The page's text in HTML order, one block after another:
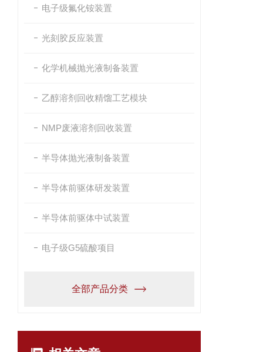
电子级氟化铵装置
光刻胶反应装置
化学机械抛光液制备装置
乙醇溶剂回收精馏工艺模块
NMP废液溶剂回收装置
半导体抛光液制备装置
半导体前驱体研发装置
半导体前驱体中试装置
电子级G5硫酸项目
全部产品分类